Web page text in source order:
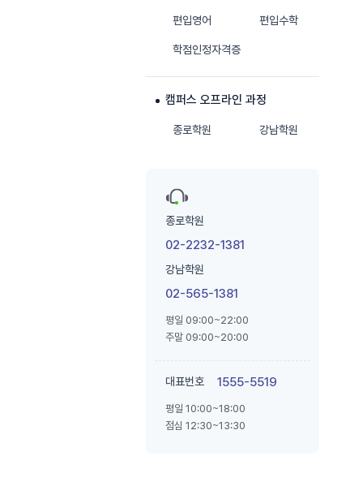
편입영어 편입수학
학점인정자격증
캠퍼스 오프라인 과정
종로학원 강남학원
종로학원
02-2232-1381
강남학원
02-565-1381
평일 09:00~22:00
주말 09:00~20:00
대표번호 1555-5519
평일 10:00~18:00
점심 12:30~13:30